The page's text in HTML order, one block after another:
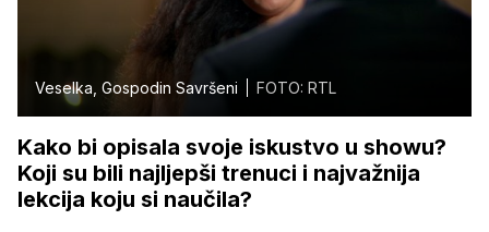
Veselka, Gospodin Savršeni FOTO: RTL
Kako bi opisala svoje iskustvo u showu?
Koji su bili najljepši trenuci i najvažnija
lekcija koju si naučila?